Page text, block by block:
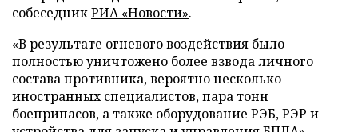
собеседникРИА «Новости».
«В результате огневого воздействия было
полностью уничтожено более взвода личного
состава противника, вероятно несколько
иностранных специалистов, пара тонн
боеприпасов, а также оборудование РЭБ, РЭР и